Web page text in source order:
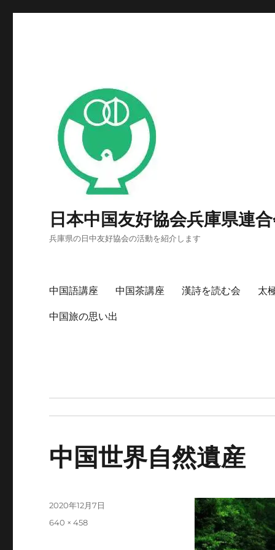
日本中国友好協会兵庫県連
兵庫県の日中友好協会の活動を紹介します
中国語講座 中国茶講座 漢詩を読む会 太
中国旅の思い出
中国世界自然遺産
投
2020年12月7日
フ
640 × 458